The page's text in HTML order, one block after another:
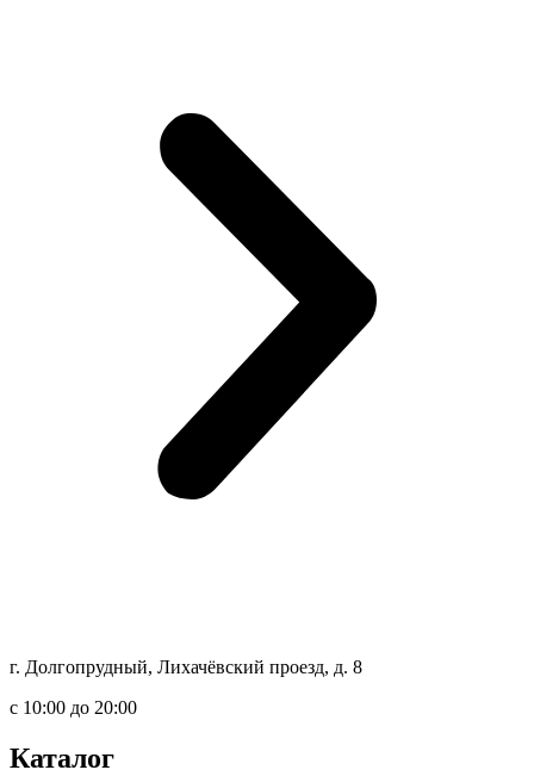
г. Долгопрудный, Лихачёвский проезд, д. 8
c 10:00 до 20:00
Каталог